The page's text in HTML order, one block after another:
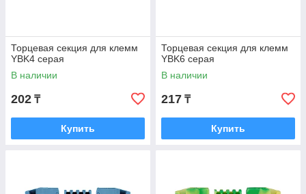
Торцевая секция для клемм
YBK4 серая
В наличии
202 ₸
Купить
Торцевая секция для клемм
YBK6 серая
В наличии
217 ₸
Купить